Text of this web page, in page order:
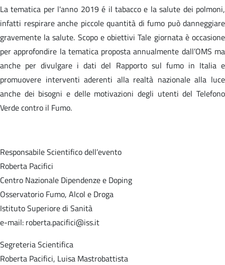
La tematica per l'anno 2019 é il tabacco e la salute dei polmoni,
infatti respirare anche piccole quantità di fumo può danneggiare
gravemente la salute. Scopo e obiettivi Tale giornata è occasione
per approfondire la tematica proposta annualmente dall’OMS ma
anche per divulgare i dati del Rapporto sul fumo in Italia e
promuovere interventi aderenti alla realtà nazionale alla luce
anche dei bisogni e delle motivazioni degli utenti del Telefono
Verde contro il Fumo.
Responsabile Scientifico dell’evento
Roberta Pacifici
Centro Nazionale Dipendenze e Doping
Osservatorio Fumo, Alcol e Droga
Istituto Superiore di Sanità
e-mail: roberta.pacifici@iss.it
Segreteria Scientifica
Roberta Pacifici, Luisa Mastrobattista